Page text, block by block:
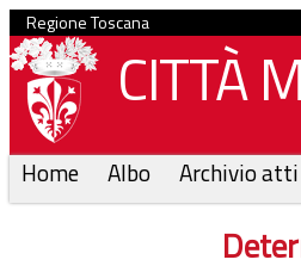
Regione Toscana
CITTÀ
Home Albo Archivio